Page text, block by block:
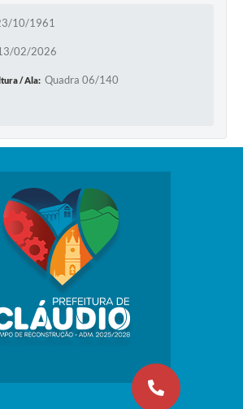
10/1961
02/2026
/ Ala: Quadra 06/140